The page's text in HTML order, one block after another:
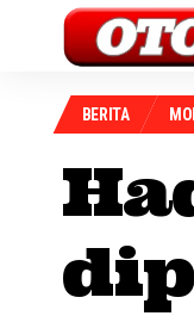
BERITA